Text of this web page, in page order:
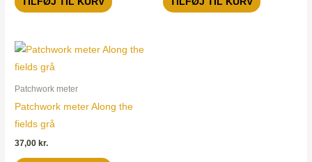
Patchwork meter
Patchwork meter Along the
fields grå
37,00kr.